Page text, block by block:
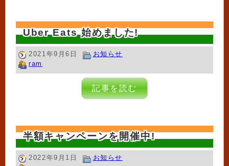
Uber Eats 始めました!
2021年9月6日
お知らせ
ram
記事を読む
半額キャンペーンを開催中!
2022年9月1日
お知らせ